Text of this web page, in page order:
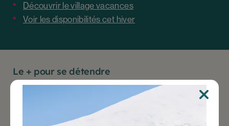
Découvrir le village vacances
Voir les disponibilités cet hiver
Le + pour se détendre
Découvrez le Centre
Aquasportif de Val d’Isère